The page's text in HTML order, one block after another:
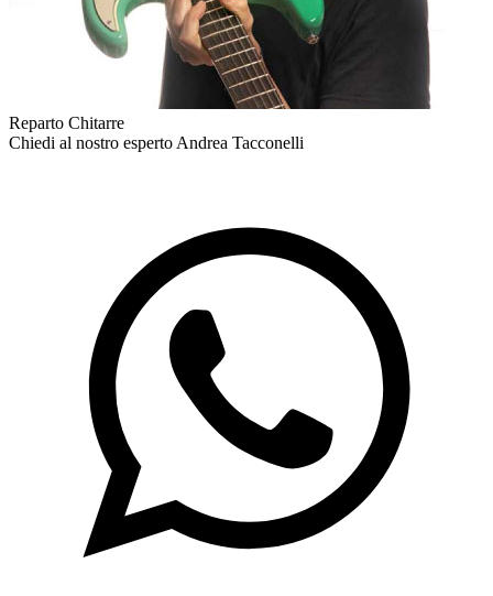
Reparto Chitarre
Chiedi al nostro espertoAndrea Tacconelli